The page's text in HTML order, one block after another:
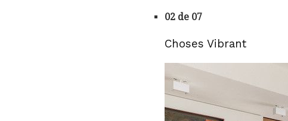
02 de 07
Choses Vibrant